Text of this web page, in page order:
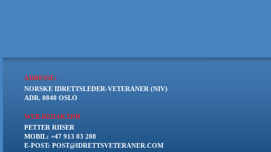
ADRESSE:
NORSKE IDRETTSLEDER-VETERANER (NIV)
ADR. 0840 OSLO
WEB-REDAKTØR
PETTER RIISER
MOBIL: +47 913 03 208
E-POST: POST@IDRETTSVETERANER.COM